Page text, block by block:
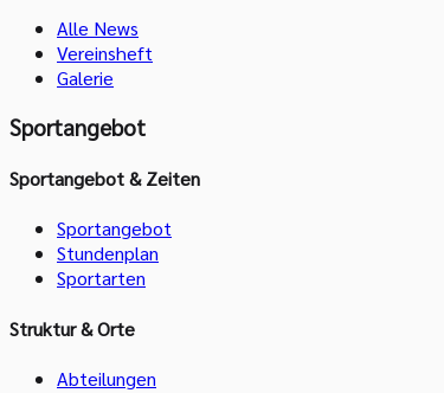
Alle News
Vereinsheft
Galerie
Sportangebot
Sportangebot & Zeiten
Sportangebot
Stundenplan
Sportarten
Struktur & Orte
Abteilungen